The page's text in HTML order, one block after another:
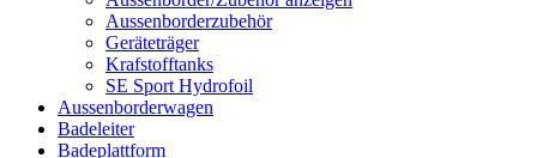
Aussenborderzubehör
Geräteträger
Krafstofftanks
SE Sport Hydrofoil
Aussenborderwagen
Badeleiter
Badeplattform